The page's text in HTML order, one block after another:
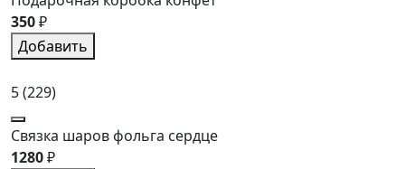
350₽
Добавить
5(229)
Связка шаров фольга сердце
1280₽